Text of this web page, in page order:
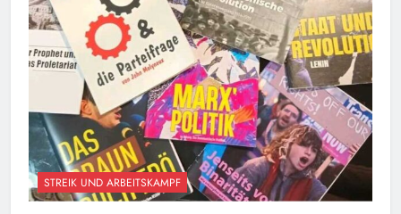
STREIK UND ARBEITSKAMPF